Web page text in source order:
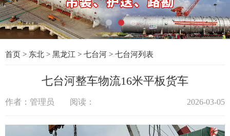
首页 > 东北 > 黑龙江 > 七台河 > 七台河列表
七台河整车物流16米平板货车
作者：管理员 阅读： 2026-03-05